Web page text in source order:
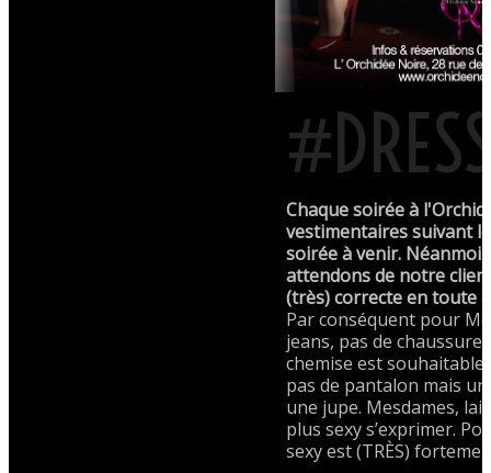
Chaque soirée à
vestimentaires suivant
soirée à venir.
attendons de notre
(très) correcte en toute
Par conséquent pour
jeans, pas de
chemise est
pas de pantalon mais
une jupe. Mesdames,
plus sexy s’exprimer.
sexy est (TRÈS)